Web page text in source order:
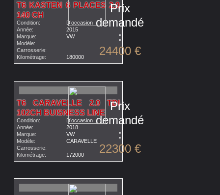
T6 KASTEN 6 PLACES 2.0
140 CH
Condition:
D’occasion
Année:
2015
Marque:
VW
Modèle:
Carrosserie:
Kilométrage:
180000
Prix
demandé
:
24400 €
T6 CARAVELLE 2.0 TDI
102CH BUISNESS LINE
Condition:
D’occasion
Année:
2018
Marque:
VW
Modèle:
CARAVELLE
Carrosserie:
Kilométrage:
172000
Prix
demandé
:
22300 €